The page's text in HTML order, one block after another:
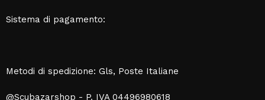
Sistema di pagamento:
Metodi di spedizione: Gls, Poste Italiane
@Scubazarshop - P. IVA 04496980618